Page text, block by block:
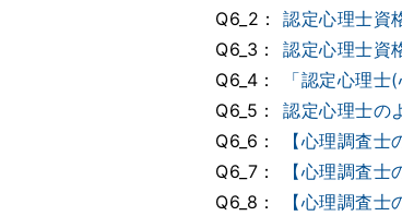
Q6_2：
認定心理士資
Q6_3：
認定心理士資
Q6_4：
「認定心理
Q6_5：
認定心理士の
Q6_6：
【心理調査
Q6_7：
【心理調査
Q6_8：
【心理調査